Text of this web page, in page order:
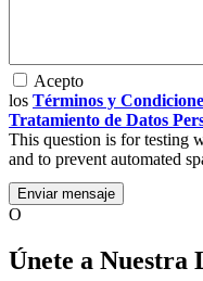
Acepto
los Términos y
Tratamiento de Datos
This question is for testing
and to prevent automated
O
Únete a Nuestra